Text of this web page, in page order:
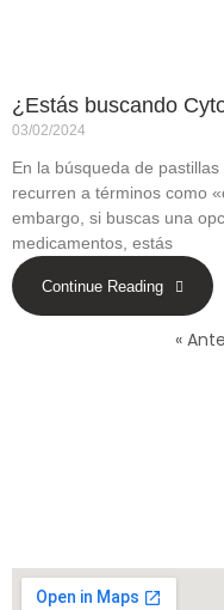
¿Estás buscando
03/02/2024
En la búsqueda de
recurren a términos como
embargo, si buscas una
medicamentos, estás
Continue Reading
«